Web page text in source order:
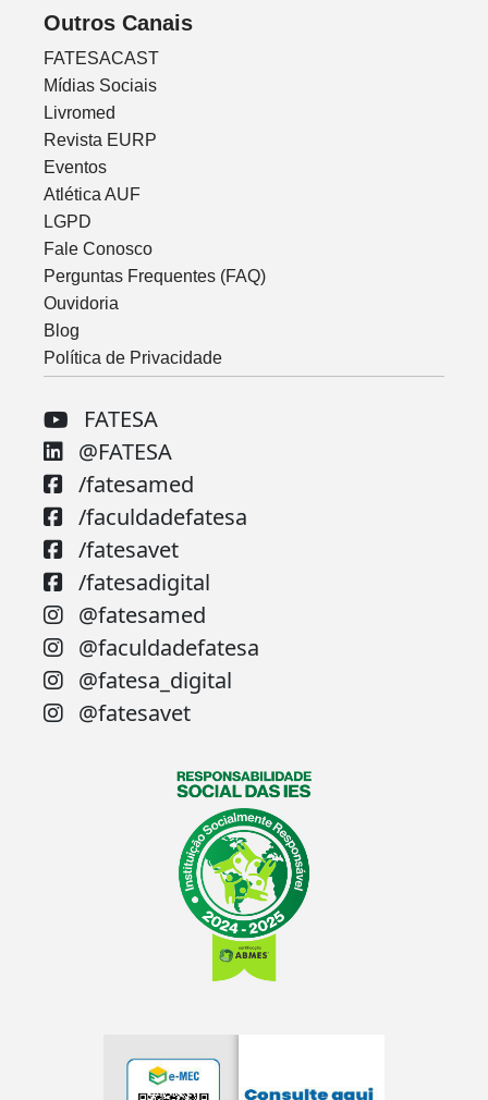
Outros Canais
FATESACAST
Mídias Sociais
Livromed
Revista EURP
Eventos
Atlética AUF
LGPD
Fale Conosco
Perguntas Frequentes (FAQ)
Ouvidoria
Blog
Política de Privacidade
FATESA
@FATESA
/fatesamed
/faculdadefatesa
/fatesavet
/fatesadigital
@fatesamed
@faculdadefatesa
@fatesa_digital
@fatesavet